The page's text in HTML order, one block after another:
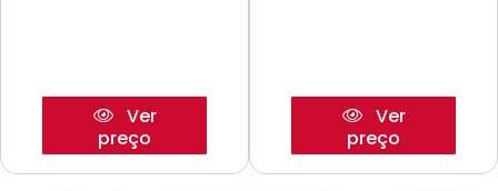
Ver
preço
Ver
preço